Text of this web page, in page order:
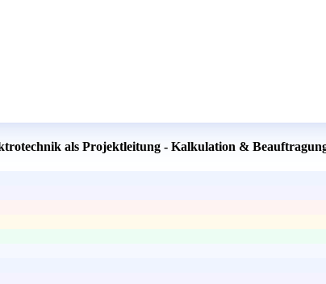
als Projektleitung - Kalkulation &